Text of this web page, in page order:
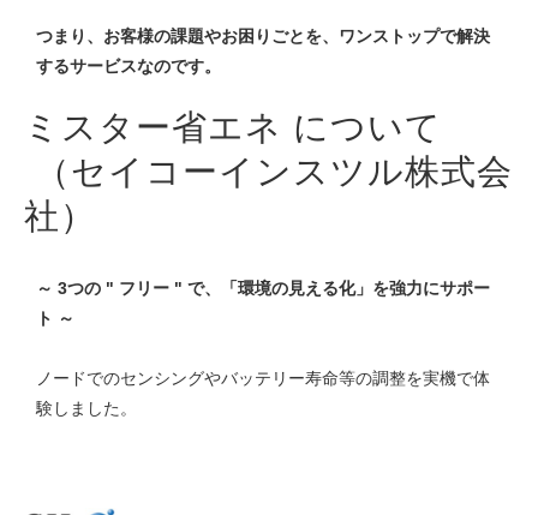
つまり、お客様の課題やお困りごとを、ワンストップで解決
するサービスなのです。
ミスター省エネ について
（セイコーインスツル株式会
社）
～ 3つの " フリー " で、「環境の見える化」を強力にサポー
ト ～
ノードでのセンシングやバッテリー寿命等の調整を実機で体
験しました。